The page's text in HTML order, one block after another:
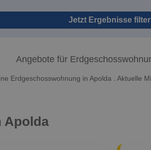
Jetzt Ergebnisse
Angebote für
Erdgeschosswohnung in Apolda . Aktuelle
Apolda